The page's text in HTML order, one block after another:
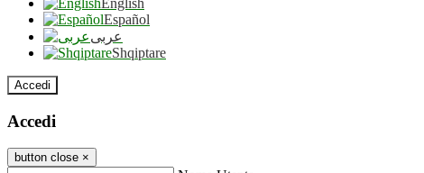
English
Español
عربى
Shqiptare
Accedi
Accedi
button close ×